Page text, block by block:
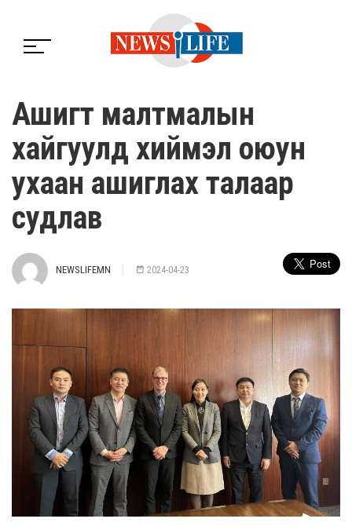
Ашигт малтмалын
хайгуулд хиймэл оюун
ухаан ашиглах талаар
судлав
NEWSLIFEMN 2024-04-23